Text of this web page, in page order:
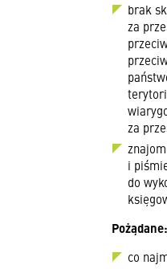
brak
za
za
i
do
Pożądane:
co